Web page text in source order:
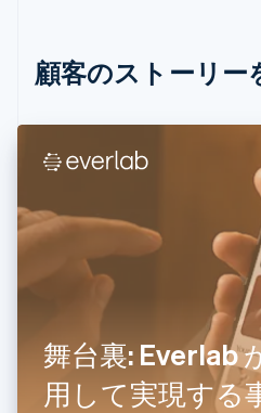
顧客のストーリー
舞台裏: Everlab
用して実現する
English
エストニア
オーストラリア
オーストリア
オランダ
NederlandsEnglish
カナダ
EnglishFrançais
キプロス
ギリシア
English
クロアチア